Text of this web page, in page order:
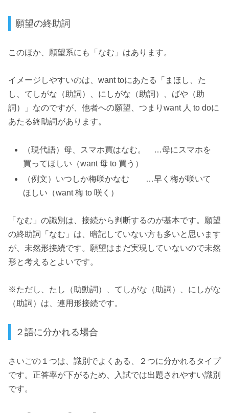
願望の終助詞
このほか、願望系にも「なむ」はあります。
イメージしやすいのは、want toにあたる「まほし、た
し、てしがな（助詞）、にしがな（助詞）、ばや（助
詞）」なのですが、他者への願望、つまりwant 人 to doに
あたる終助詞があります。
（現代語）母、スマホ買はなむ。 …母にスマホを
買ってほしい（want 母 to 買う）
（例文）いつしか梅咲かなむ …早く梅が咲いて
ほしい（want 梅 to 咲く）
「なむ」の識別は、接続から判断するのが基本です。願望
の終助詞「なむ」は、暗記していない方も多いと思います
が、未然形接続です。願望はまだ実現していないので未然
形と考えるとよいです。
※ただし、たし（助動詞）、てしがな（助詞）、にしがな
（助詞）は、連用形接続です。
２語に分かれる場合
さいごの１つは、識別でよくある、２つに分かれるタイプ
です。正答率が下がるため、入試では出題されやすい識別
です。